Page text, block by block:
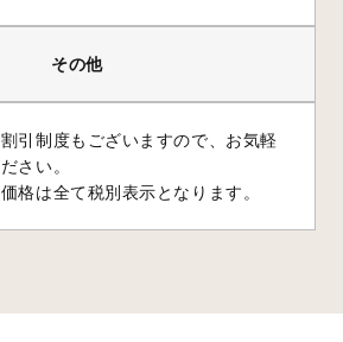
その他
引制度もございますので、お気軽
さい。
格は全て税別表示となります。